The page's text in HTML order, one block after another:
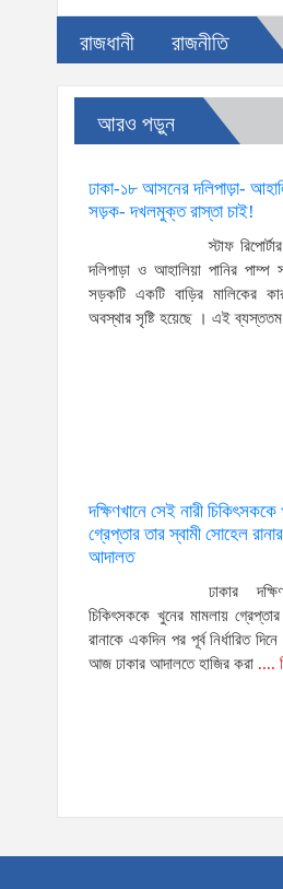
রাজধানী রাজনীতি
আরও পড়ুন
ঢাকা-১৮ আসনের দলিপাড়া-
সড়ক- দখলমুক্ত রাস্তা চাই!
স্টাফ
দলিপাড়া ও আহালিয়া পানির
সড়কটি একটি বাড়ির মালিকের
অবস্থার সৃষ্টি হয়েছে । এই ব্যস্ততম
দক্ষিণখানে সেই নারী
গ্রেপ্তার তার স্বামী সোহেল
আদালত
ঢাকার
চিকিৎসককে খুনের মামলায়
রানাকে একদিন পর পূর্ব নির্ধারিত
আজ ঢাকার আদালতে হাজির করা ....